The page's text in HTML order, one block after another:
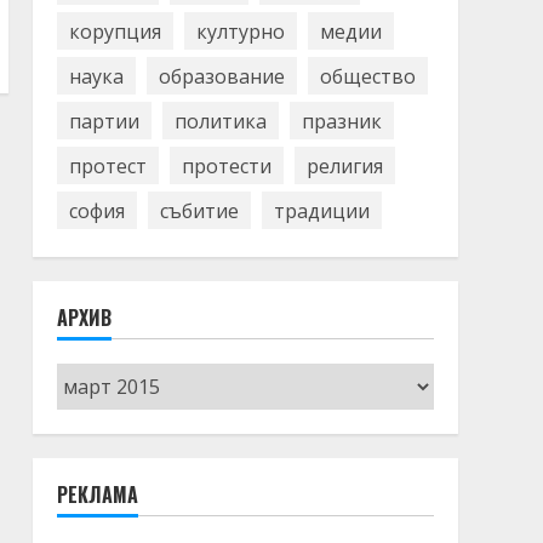
корупция
културно
медии
наука
образование
общество
партии
политика
празник
протест
протести
религия
софия
събитие традиции
АРХИВ
Архив
РЕКЛАМА